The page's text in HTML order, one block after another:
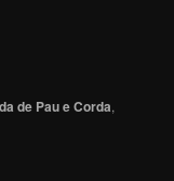
de Pau e Corda,